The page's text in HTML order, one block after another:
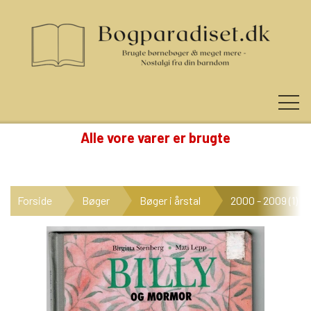
NYHEDER
KATEGORIER
Alle vore varer er brugte
Forside Bøger Bøger i årstal 2000 - 2009 (1)